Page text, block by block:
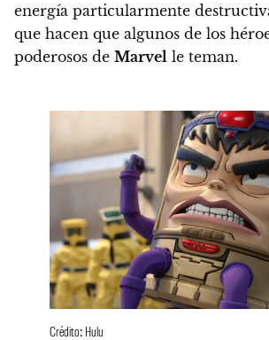
energía particularmente
que hacen que algunos de los
poderosos de Marvel le teman.
Crédito: Hulu